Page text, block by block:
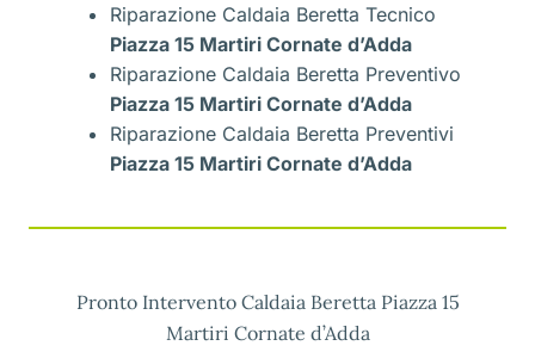
Riparazione Caldaia Beretta Tecnico
Piazza 15 Martiri Cornate d’Adda
Riparazione Caldaia Beretta Preventivo
Piazza 15 Martiri Cornate d’Adda
Riparazione Caldaia Beretta Preventivi
Piazza 15 Martiri Cornate d’Adda
Pronto Intervento Caldaia Beretta Piazza 15
Martiri Cornate d’Adda